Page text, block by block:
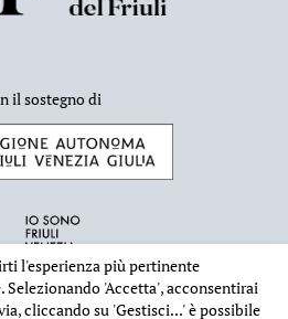
il sostegno di
l'esperienza più pertinente
Selezionando 'Accetta', acconsentirai
cliccando su 'Gestisci...'è possibile